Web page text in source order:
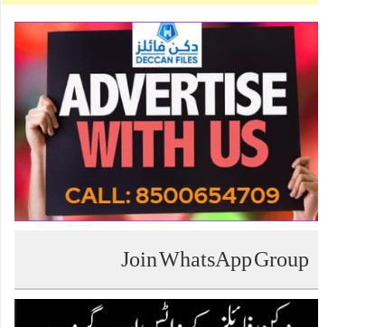
Join WhatsApp Group